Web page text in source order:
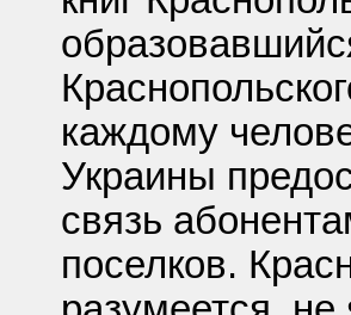
каждому
Украины
связь
поселков.